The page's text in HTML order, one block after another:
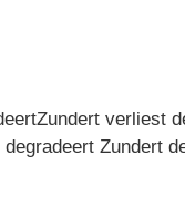
verliest
Zundert